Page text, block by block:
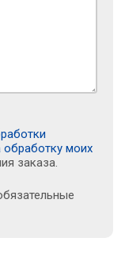
обработку моих
заказа.